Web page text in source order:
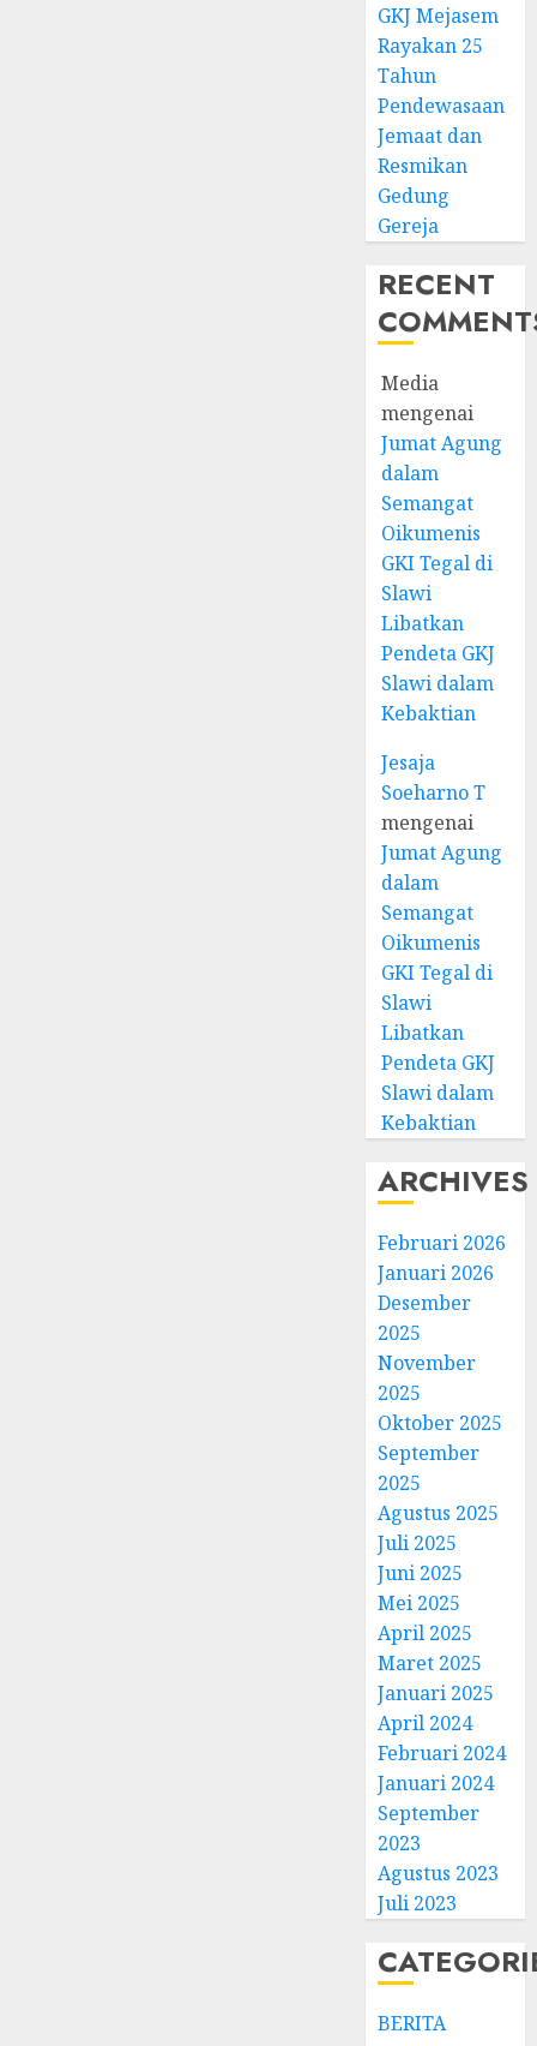
GKJ Mejasem
Rayakan 25
Tahun
Pendewasaan
Jemaat dan
Resmikan
Gedung
Gereja
RECENT
Media
mengenai
Jumat Agung
dalam
Semangat
Oikumenis
GKI Tegal di
Slawi
Libatkan
Pendeta GKJ
Slawi dalam
Kebaktian
Jesaja
Soeharno T
mengenai
Jumat Agung
dalam
Semangat
Oikumenis
GKI Tegal di
Slawi
Libatkan
Pendeta GKJ
Slawi dalam
Kebaktian
ARCHIVES
Februari 2026
Januari 2026
Desember
2025
November
2025
Oktober 2025
September
2025
Agustus 2025
Juli 2025
Juni 2025
Mei 2025
April 2025
Maret 2025
Januari 2025
April 2024
Februari 2024
Januari 2024
September
2023
Agustus 2023
Juli 2023
BERITA
3
Natal
BKSG
Tegal
di
11, 2026
4
Samuel
Adi
dan